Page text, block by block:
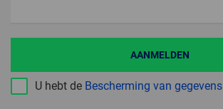
U hebt de Bescherming van gegevens
AANMELDEN